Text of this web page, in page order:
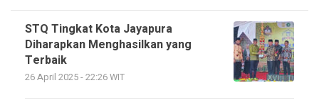
STQ Tingkat Kota Jayapura
Diharapkan Menghasilkan yang
Terbaik
26 April 2025 - 22:26 WIT